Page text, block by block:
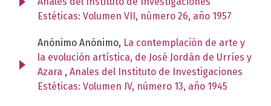
Estéticas: Volumen VII, número 26, año 1957
Anónimo Anónimo, La contemplación de arte y
la evolución artística, de José Jordán de Urríes y
Azara , Anales del Instituto de Investigaciones
Estéticas: Volumen IV, número 13, año 1945